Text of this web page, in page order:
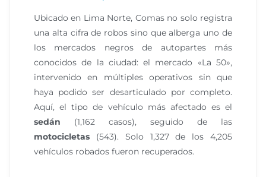
Ubicado en Lima Norte, Comas no solo registra
una alta cifra de robos sino que alberga uno de
los mercados negros de autopartes más
conocidos de la ciudad: el mercado «La 50»,
intervenido en múltiples operativos sin que
haya podido ser desarticulado por completo.
Aquí, el tipo de vehículo más afectado es el
sedán (1,162 casos), seguido de las
motocicletas (543). Solo 1,327 de los 4,205
vehículos robados fueron recuperados.